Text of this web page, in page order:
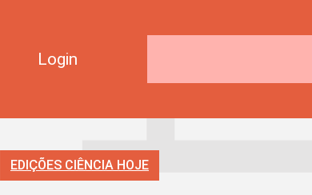
Login
EDIÇÕES CIÊNCIA HOJE